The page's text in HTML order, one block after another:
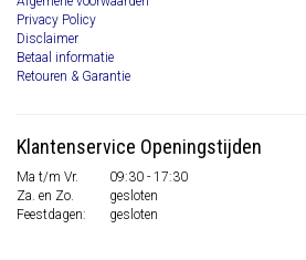
Privacy Policy
Disclaimer
Betaal informatie
Retouren & Garantie
Klantenservice Openingstijden
Ma t/m Vr.
09:30 - 17:30
Za. en Zo.
gesloten
Feestdagen:
gesloten